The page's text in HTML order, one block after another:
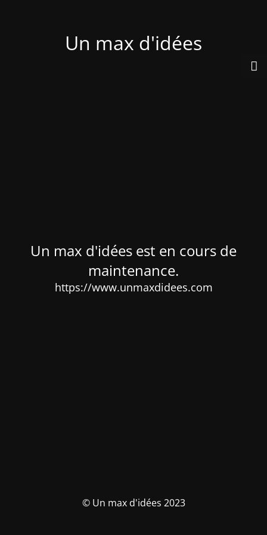
Un max d'idées
Un max d'idées est en cours de
maintenance.
https://www.unmaxdidees.com
© Un max d'idées 2023